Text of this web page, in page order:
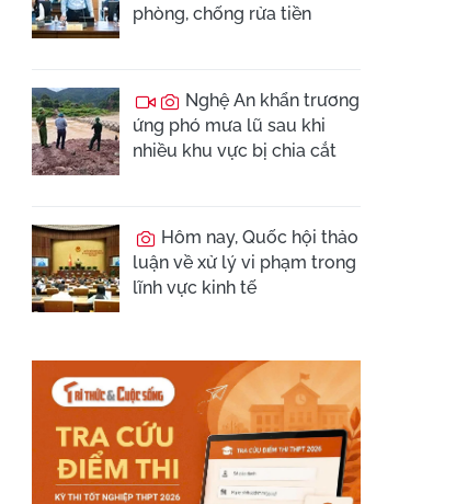
phòng, chống rửa tiền
Nghệ An khẩn trương
ứng phó mưa lũ sau khi
nhiều khu vực bị chia cắt
Hôm nay, Quốc hội thảo
luận về xử lý vi phạm trong
lĩnh vực kinh tế